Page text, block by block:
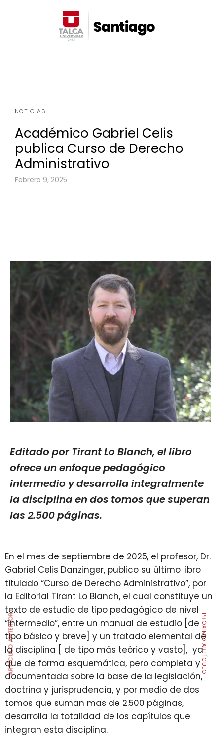
NOTICIAS
Académico Gabriel Celis
publica Curso de Derecho
Administrativo
Febrero 9, 2025
Editado por Tirant Lo Blanch, el libro
ofrece un enfoque pedagógico
intermedio y desarrolla integralmente
la disciplina en dos tomos que superan
las 2.500 páginas.
En el mes de septiembre de 2025, el profesor, Dr.
Gabriel Celis Danzinger, publico su último libro
titulado “Curso de Derecho Administrativo”, por
la Editorial Tirant Lo Blanch, el cual constituye un
texto de estudio de tipo pedagógico de nivel
“intermedio”, entre un manual de estudio [de
tipo básico y breve] y un tratado elemental de
la disciplina [ de tipo más teórico y vasto], ya
que de forma esquemática, pero completa y
documentada sobre la base de la legislación,
doctrina y jurisprudencia, y por medio de dos
tomos que suman mas de 2.500 páginas,
desarrolla la totalidad de los capítulos que
integran esta disciplina.
ARTÍCULO ANTERIOR PRÓXIMO ARTÍCULO